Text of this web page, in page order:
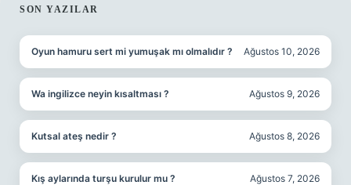
SIDEBAR
SON YAZILAR
Oyun hamuru sert mi yumuşak mı olmalıdır ? Ağustos 10, 2026
Wa ingilizce neyin kısaltması ? Ağustos 9, 2026
Kutsal ateş nedir ? Ağustos 8, 2026
Kış aylarında turşu kurulur mu ? Ağustos 7, 2026